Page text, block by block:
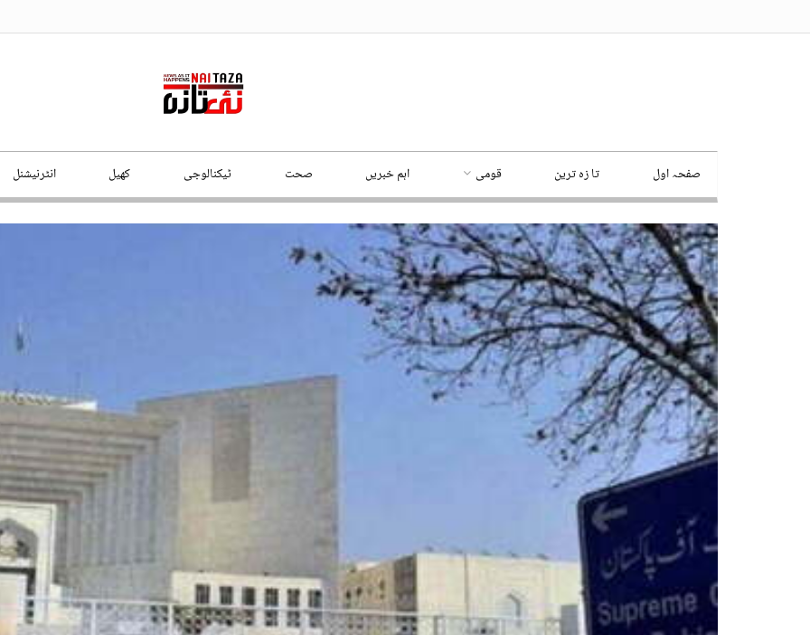
صفحہ اول تا زہ ترین قومی اہم خبریں صحت ٹیکنالوجی کھیل انٹرنیشنل